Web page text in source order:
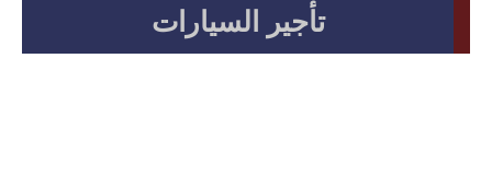
تأجير السيارات